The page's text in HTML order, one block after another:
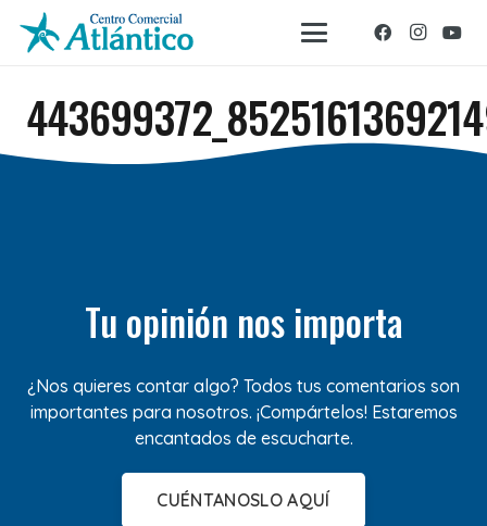
Tu opinión nos importa
¿Nos quieres contar algo? Todos tus comentarios son
importantes para nosotros. ¡Compártelos! Estaremos
encantados de escucharte.
CUÉNTANOSLO AQUÍ